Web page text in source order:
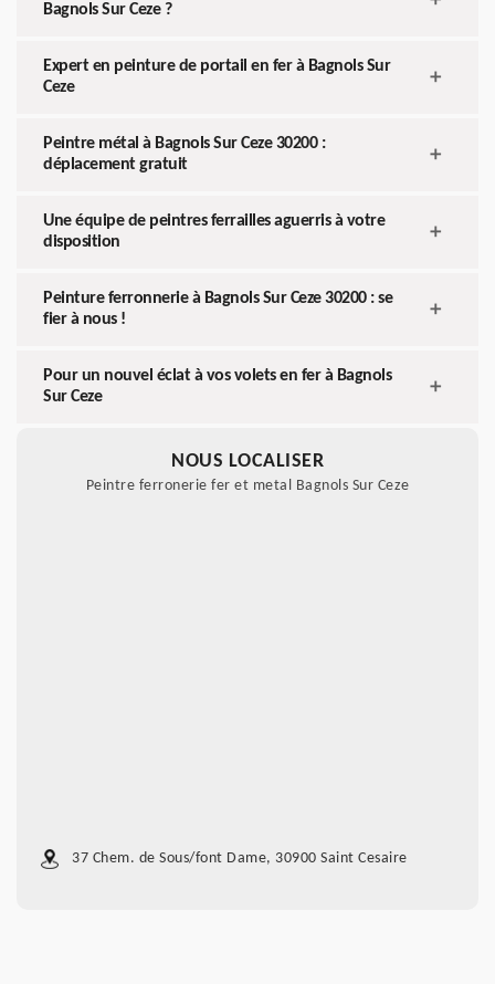
Bagnols Sur Ceze ?
Expert en peinture de portail en fer à Bagnols Sur
Ceze
Peintre métal à Bagnols Sur Ceze 30200 :
déplacement gratuit
Une équipe de peintres ferrailles aguerris à votre
disposition
Peinture ferronnerie à Bagnols Sur Ceze 30200 : se
fier à nous !
Pour un nouvel éclat à vos volets en fer à Bagnols
Sur Ceze
NOUS LOCALISER
Peintre ferronerie fer et metal Bagnols Sur Ceze
37 Chem. de Sous/font Dame, 30900 Saint Cesaire